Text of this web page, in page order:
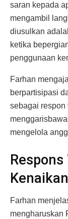
saran kepada
mengambil
diusulkan
ketika
penggunaan
Farhan
berpartisipasi
sebagai respon
mengelola
Farhan
mengharuskan